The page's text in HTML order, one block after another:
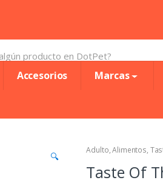
Accesorios Marcas
🔍
Adulto,Alimentos,
Taste Of